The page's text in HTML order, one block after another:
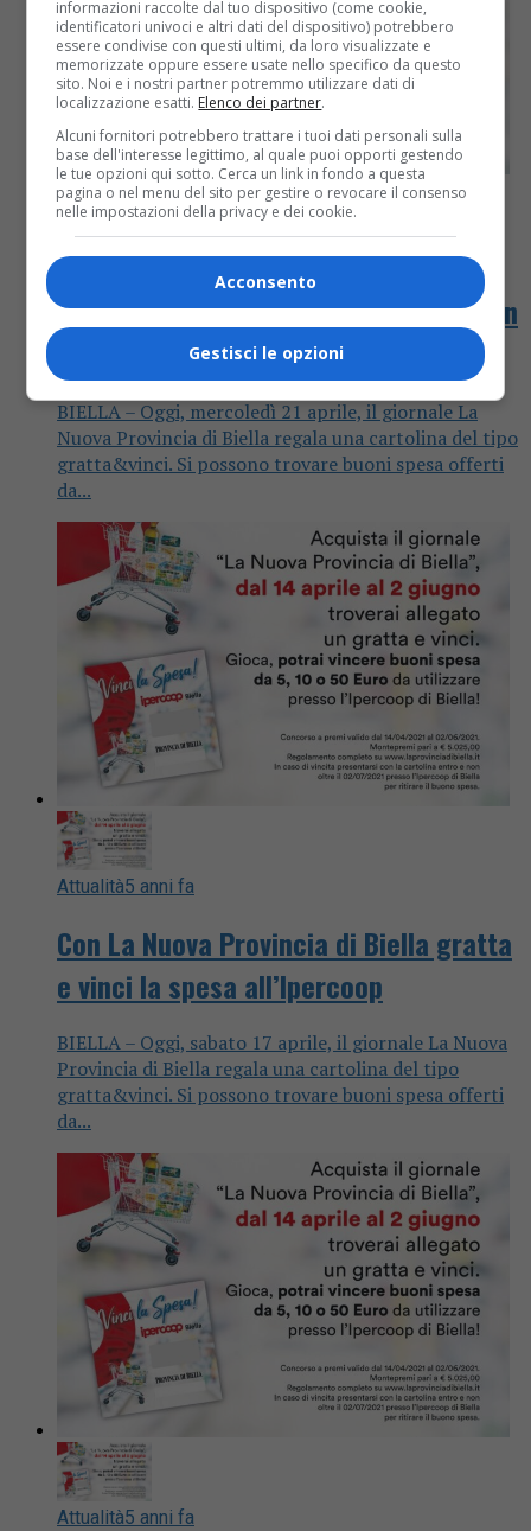
Attualità5 anni fa
Oggi con La Nuova Provincia di Biella in
regalo gratta e vinci la spesa
BIELLA – Oggi, mercoledì 21 aprile, il giornale La
Nuova Provincia di Biella regala una cartolina del tipo
gratta&vinci. Si possono trovare buoni spesa offerti
da...
Attualità5 anni fa
Con La Nuova Provincia di Biella gratta
e vinci la spesa all’Ipercoop
BIELLA – Oggi, sabato 17 aprile, il giornale La Nuova
Provincia di Biella regala una cartolina del tipo
gratta&vinci. Si possono trovare buoni spesa offerti
da...
Attualità5 anni fa
informazioni raccolte dal tuo dispositivo (come cookie,
identificatori univoci e altri dati del dispositivo) potrebbero
essere condivise con questi ultimi, da loro visualizzate e
memorizzate oppure essere usate nello specifico da questo
sito. Noi e i nostri partner potremmo utilizzare dati di
localizzazione esatti. Elenco dei partner.
Alcuni fornitori potrebbero trattare i tuoi dati personali sulla
base dell'interesse legittimo, al quale puoi opporti gestendo
le tue opzioni qui sotto. Cerca un link in fondo a questa
pagina o nel menu del sito per gestire o revocare il consenso
nelle impostazioni della privacy e dei cookie.
Acconsento
Gestisci le opzioni